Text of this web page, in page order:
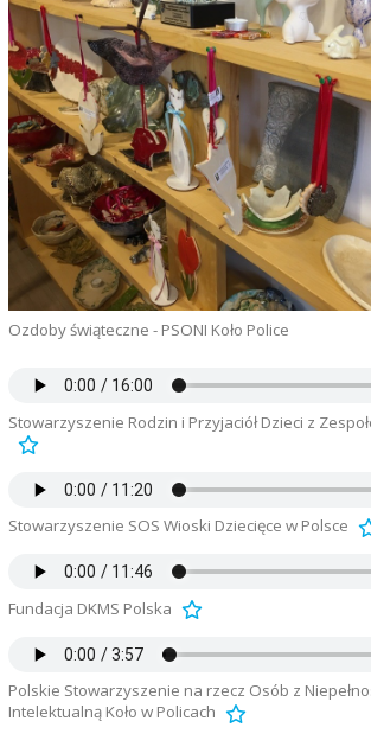
Ozdoby świąteczne - PSONI Koło Police
Stowarzyszenie Rodzin i Przyjaciół Dzieci z
Stowarzyszenie SOS Wioski Dziecięce w Polsce
Fundacja DKMS Polska
Polskie Stowarzyszenie na rzecz Osób z
Intelektualną Koło w Policach